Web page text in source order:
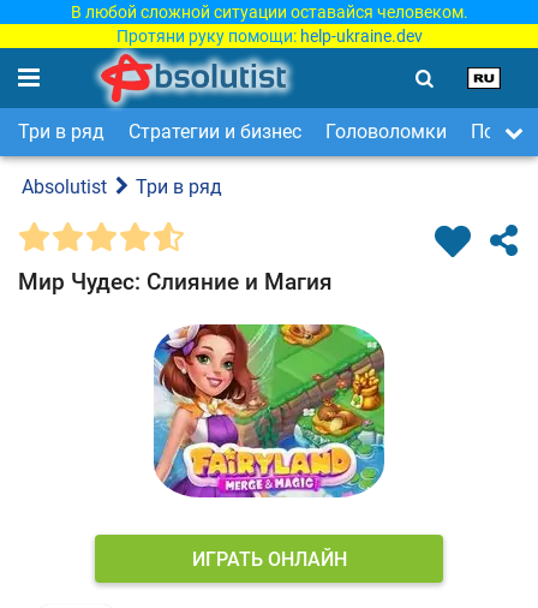
В любой сложной ситуации оставайся человеком.
Протяни руку помощи: help-ukraine.dev
Три в ряд Стратегии и бизнес Головоломки Поиск
Absolutist Три в ряд
Мир Чудес: Слияние и Магия
ИГРАТЬ ОНЛАЙН